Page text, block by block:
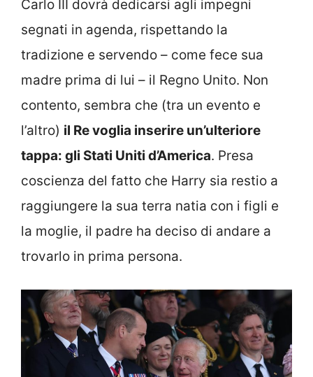
Carlo III dovrà dedicarsi agli impegni
segnati in agenda, rispettando la
tradizione e servendo – come fece sua
madre prima di lui – il Regno Unito. Non
contento, sembra che (tra un evento e
l’altro) il Re voglia inserire un’ulteriore
tappa: gli Stati Uniti d’America. Presa
coscienza del fatto che Harry sia restio a
raggiungere la sua terra natia con i figli e
la moglie, il padre ha deciso di andare a
trovarlo in prima persona.